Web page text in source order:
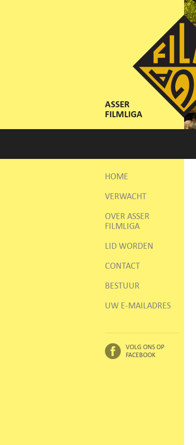
ASSER
FILMLIGA
HOME
VERWACHT
OVER ASSER
FILMLIGA
LID WORDEN
CONTACT
BESTUUR
UW E-MAILADRES
VOLG ONS OP
FACEBOOK